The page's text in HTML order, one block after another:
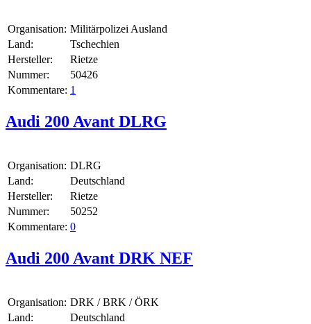
Organisation: Militärpolizei Ausland
Land:
Tschechien
Hersteller:
Rietze
Nummer:
50426
Kommentare: 1
Audi 200 Avant DLRG
Organisation: DLRG
Land:
Deutschland
Hersteller:
Rietze
Nummer:
50252
Kommentare: 0
Audi 200 Avant DRK NEF
Organisation: DRK / BRK / ÖRK
Land:
Deutschland